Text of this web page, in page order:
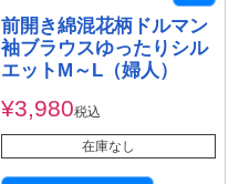
前開き綿混花柄ドルマン
袖ブラウスゆったりシル
エットM～L（婦人）
¥3,980税込
在庫なし